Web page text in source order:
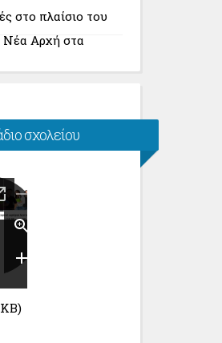
στο πλαίσιο του
Νέα Αρχή στα
σχολείου